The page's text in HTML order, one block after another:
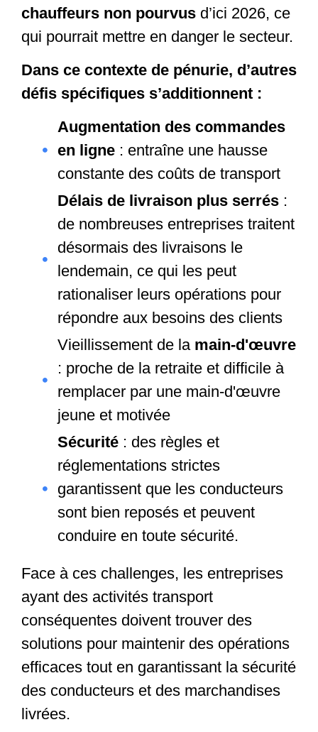
chauffeurs non pourvus d’ici 2026, ce
qui pourrait mettre en danger le secteur.
Dans ce contexte de pénurie, d’autres
défis spécifiques s’additionnent :
Augmentation des commandes
en ligne: entraîne une hausse
constante des coûts de transport
Délais de livraison plus serrés:
de nombreuses entreprises traitent
désormais des livraisons le
lendemain, ce qui les peut
rationaliser leurs opérations pour
répondre aux besoins des clients
Vieillissement de la main-d'œuvre
: proche de la retraite et difficile à
remplacer par une main-d'œuvre
jeune et motivée
Sécurité : des règles et
réglementations strictes
garantissent que les conducteurs
sont bien reposés et peuvent
conduire en toute sécurité.
Face à ces challenges, les entreprises
ayant des activités transport
conséquentes doivent trouver des
solutions pour maintenir des opérations
efficaces tout en garantissant la sécurité
des conducteurs et des marchandises
livrées.